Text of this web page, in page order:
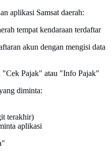
aplikasi Samsat daerah:
tempat kendaraan terdaftar
akun dengan mengisi data
"Cek Pajak" atau "Info Pajak"
diminta:
terakhir)
aplikasi